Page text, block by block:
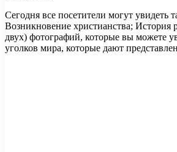
Сегодня все посетители могут
Возникновение христианства; История
двух) фотографий, которые вы можете
уголков мира, которые дают